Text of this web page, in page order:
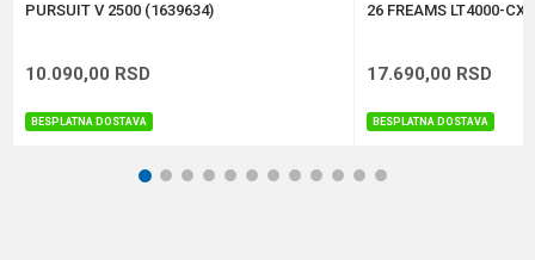
PURSUIT V 2500 (1639634)
10.090,00 RSD
BESPLATNA DOSTAVA
26 FREAMS LT4000-
17.690,00 RSD
BESPLATNA DOSTAVA
1 2 3 4 5 6 7 8 9 101112